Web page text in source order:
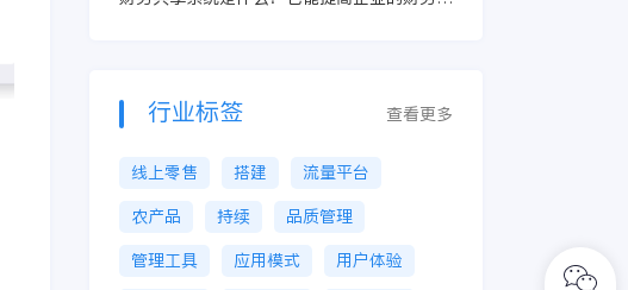
行业标签 查看更多
线上零售 搭建
流量平台
农产品
持续
品质管理
管理工具
应用模式
用户体验